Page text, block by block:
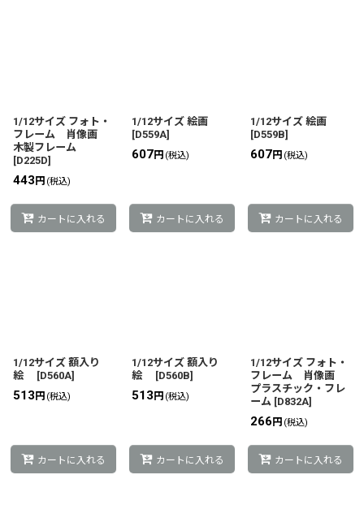
1/12サイズ フォト・
フレーム 肖像画
木製フレーム
[D225D]
443 円 (税込)
カートに入れる
1/12サイズ 絵画
[D559A]
607円 (税込)
カートに入れる
1/12サイズ 絵画
[D559B]
607円 (税込)
カートに入れる
1/12サイズ 額入り
絵
[D560A]
513 円 (税込)
カートに入れる
1/12サイズ 額入り
絵
[D560B]
513 円 (税込)
カートに入れる
1/12サイズ フォト・
フレーム 肖像画
プラスチック・フレ
ーム [D832A]
266 円 (税込)
カートに入れる